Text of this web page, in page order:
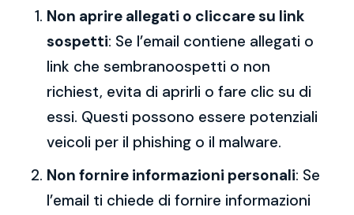
Non aprire allegati o cliccare su link
sospetti: Se l’email contiene allegati o
link che sembranoospetti o non
richiest, evita di aprirli o fare clic su di
essi. Questi possono essere potenziali
veicoli per il phishing o il malware.
Non fornire informazioni personali: Se
l’email ti chiede di fornire informazioni